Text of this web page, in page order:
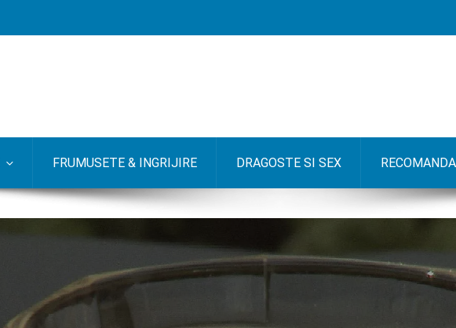
FRUMUSETE & INGRIJIRE DRAGOSTE SI SEX